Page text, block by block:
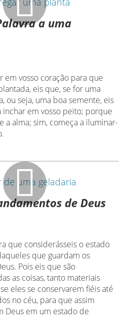
a uma
em vosso coração para que
eis que, se for uma
ou seja, uma boa semente, eis
inchar em vosso peito; porque
a alma; sim, começa a iluminar-
de Deus
que considerásseis o estado
que guardam os
Pois eis que são
as coisas, tanto materiais
eles se conservarem fiéis até
no céu, para que assim
Deus em um estado de